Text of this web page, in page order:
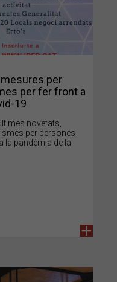
per
per fer front a
19
novetats,
per persones
la pandèmia de la
+